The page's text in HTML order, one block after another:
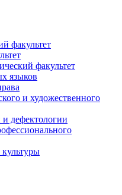
факультет
факультет
языков
и художественного
и дефектологии